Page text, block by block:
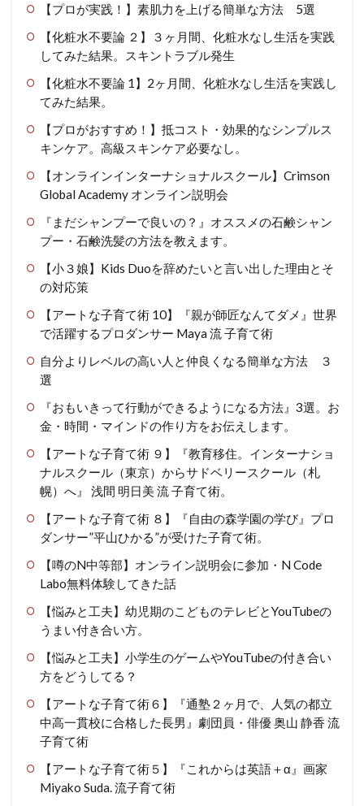
【プロが実践！】素肌力を上げる簡単な方法 5選
【化粧水不要論 ２】３ヶ月間、化粧水なし生活を実践
してみた結果。スキントラブル発生
【化粧水不要論 1】2ヶ月間、化粧水なし生活を実践し
てみた結果。
【プロがおすすめ！】抵コスト・効果的なシンプルス
キンケア。高級スキンケア必要なし。
【オンラインインターナショナルスクール】Crimson
Global Academy オンライン説明会
『まだシャンプーで良いの？』オススメの石鹸シャン
プー・石鹸洗髪の方法を教えます。
【小３娘】Kids Duoを辞めたいと言い出した理由とそ
の対応策
【アートな子育て術 10】『親が師匠なんてダメ』世界
で活躍するプロダンサー Maya 流 子育て術
自分よりレベルの高い人と仲良くなる簡単な方法 ３
選
『おもいきって行動ができるようになる方法』3選。お
金・時間・マインドの作り方をお伝えします。
【アートな子育て術 ９】『教育移住。インターナショ
ナルスクール（東京）からサドベリースクール（札
幌）へ』 浅間 明日美 流 子育て術。
【アートな子育て術 ８】『自由の森学園の学び』プロ
ダンサー”平山ひかる”が受けた子育て術。
【噂のN中等部】オンライン説明会に参加・N Code
Labo無料体験してきた話
【悩みと工夫】幼児期のこどものテレビとYouTubeの
うまい付き合い方。
【悩みと工夫】小学生のゲームやYouTubeの付き合い
方をどうしてる？
【アートな子育て術６】『通塾２ヶ月で、人気の都立
中高一貫校に合格した長男』劇団員・俳優 奥山 静香 流
子育て術
【アートな子育て術５】『これからは英語＋α』画家
Miyako Suda. 流子育て術